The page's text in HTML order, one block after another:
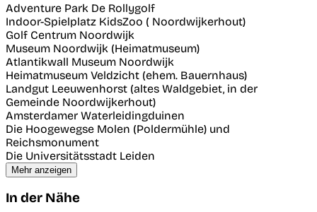
Adventure Park De Rollygolf
Indoor-Spielplatz KidsZoo ( Noordwijkerhout)
Golf Centrum Noordwijk
Museum Noordwijk (Heimatmuseum)
Atlantikwall Museum Noordwijk
Heimatmuseum Veldzicht (ehem. Bauernhaus)
Landgut Leeuwenhorst (altes Waldgebiet, in der
Gemeinde Noordwijkerhout)
Amsterdamer Waterleidingduinen
Die Hoogewegse Molen (Poldermühle) und
Reichsmonument
Die Universitätsstadt Leiden
Mehr anzeigen
In der Nähe